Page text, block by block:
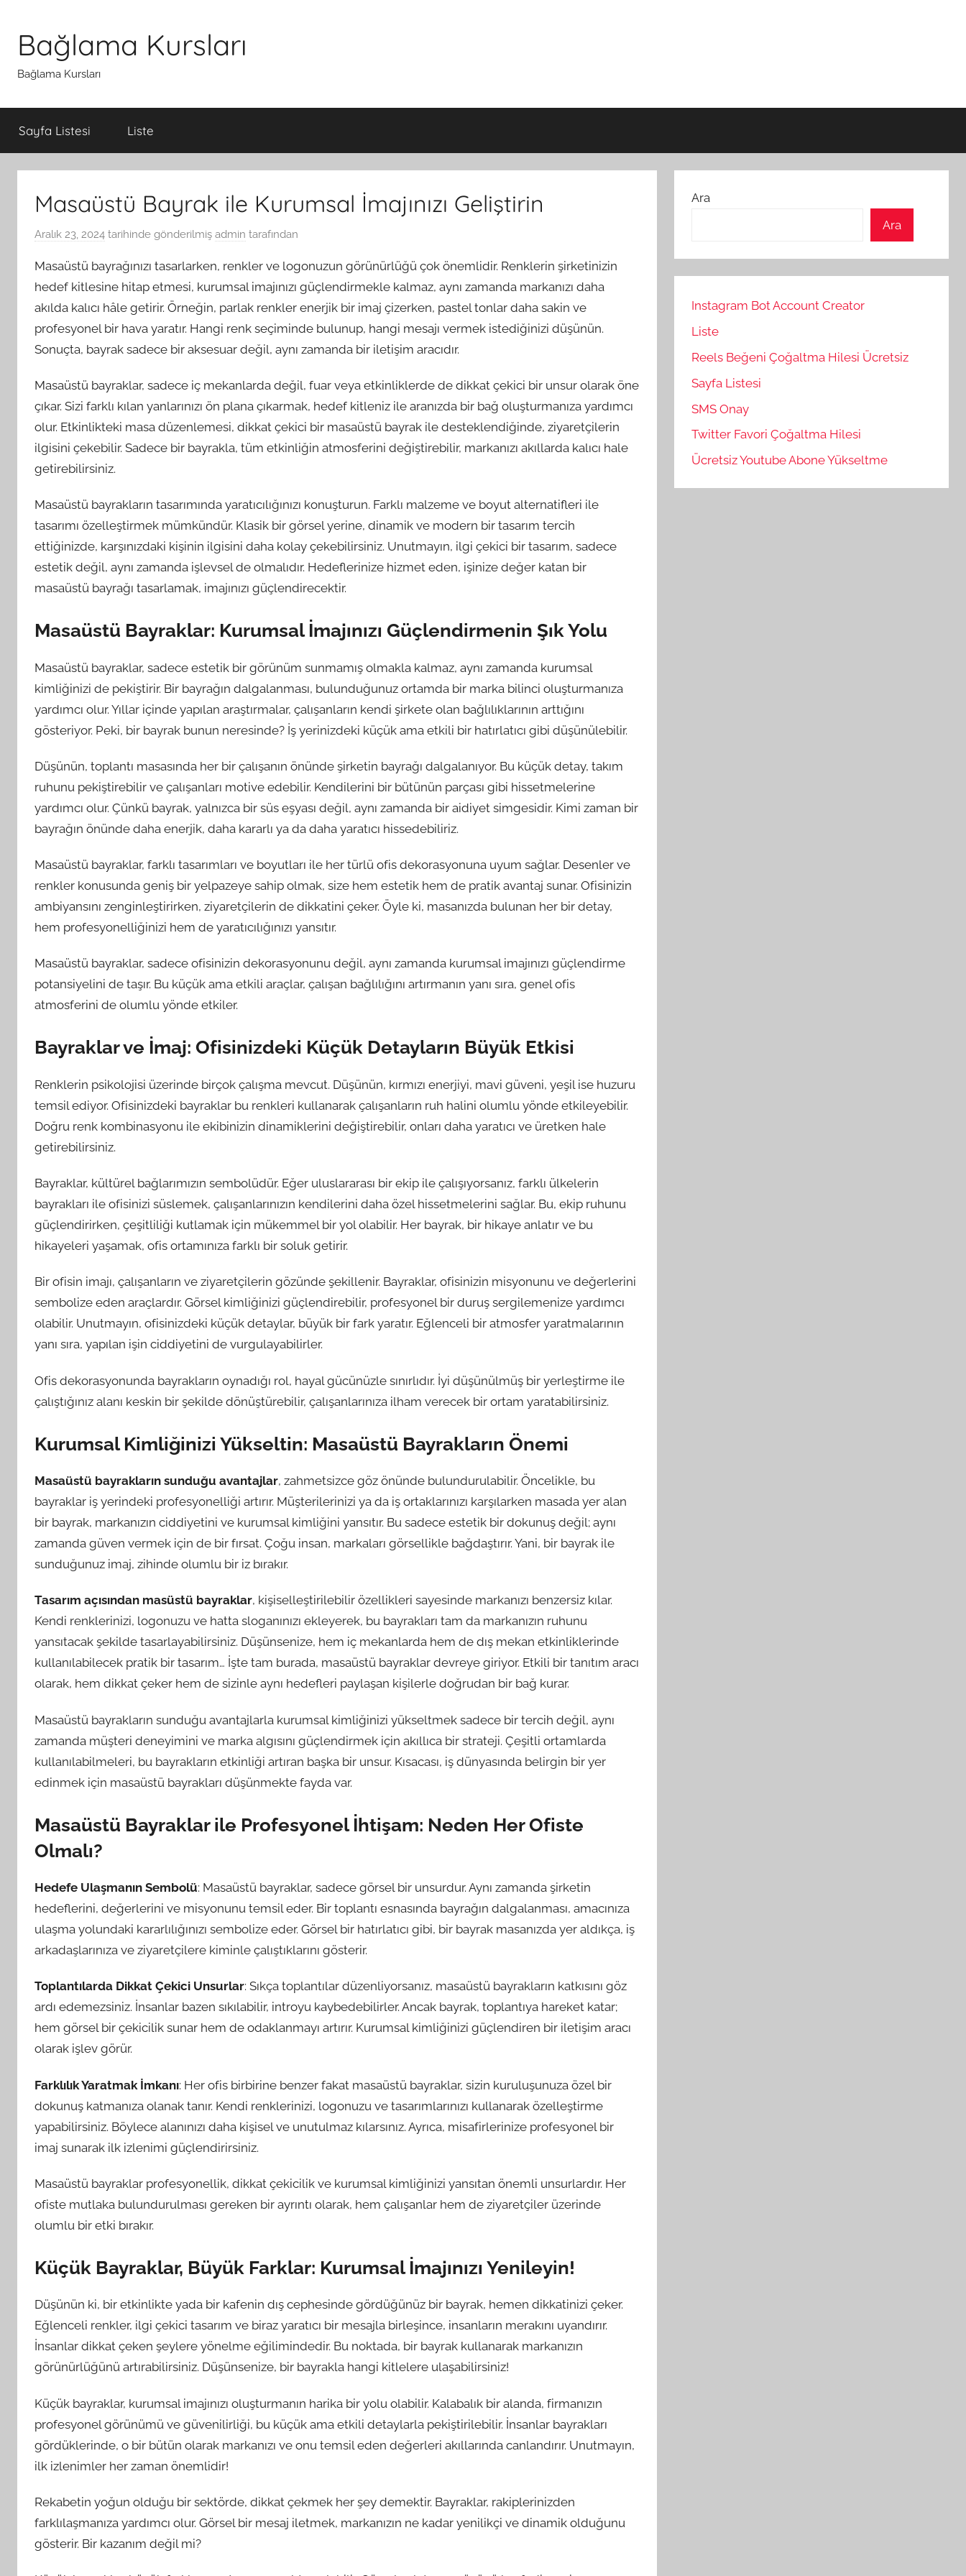
Bağlama Kursları
Bağlama Kursları
Sayfa Listesi Liste
Masaüstü Bayrak ile Kurumsal İmajınızı Geliştirin
Aralık 23, 2024 tarihinde gönderilmiş admin tarafından
Masaüstü bayrağınızı tasarlarken, renkler ve logonuzun görünürlüğü çok önemlidir. Renklerin şirketinizin
hedef kitlesine hitap etmesi, kurumsal imajınızı güçlendirmekle kalmaz, aynı zamanda markanızı daha
akılda kalıcı hâle getirir. Örneğin, parlak renkler enerjik bir imaj çizerken, pastel tonlar daha sakin ve
profesyonel bir hava yaratır. Hangi renk seçiminde bulunup, hangi mesajı vermek istediğinizi düşünün.
Sonuçta, bayrak sadece bir aksesuar değil, aynı zamanda bir iletişim aracıdır.
Masaüstü bayraklar, sadece iç mekanlarda değil, fuar veya etkinliklerde de dikkat çekici bir unsur olarak öne
çıkar. Sizi farklı kılan yanlarınızı ön plana çıkarmak, hedef kitleniz ile aranızda bir bağ oluşturmanıza yardımcı
olur. Etkinlikteki masa düzenlemesi, dikkat çekici bir masaüstü bayrak ile desteklendiğinde, ziyaretçilerin
ilgisini çekebilir. Sadece bir bayrakla, tüm etkinliğin atmosferini değiştirebilir, markanızı akıllarda kalıcı hale
getirebilirsiniz.
Masaüstü bayrakların tasarımında yaratıcılığınızı konuşturun. Farklı malzeme ve boyut alternatifleri ile
tasarımı özelleştirmek mümkündür. Klasik bir görsel yerine, dinamik ve modern bir tasarım tercih
ettiğinizde, karşınızdaki kişinin ilgisini daha kolay çekebilirsiniz. Unutmayın, ilgi çekici bir tasarım, sadece
estetik değil, aynı zamanda işlevsel de olmalıdır. Hedeflerinize hizmet eden, işinize değer katan bir
masaüstü bayrağı tasarlamak, imajınızı güçlendirecektir.
Masaüstü Bayraklar: Kurumsal İmajınızı Güçlendirmenin Şık Yolu
Masaüstü bayraklar, sadece estetik bir görünüm sunmamış olmakla kalmaz, aynı zamanda kurumsal
kimliğinizi de pekiştirir. Bir bayrağın dalgalanması, bulunduğunuz ortamda bir marka bilinci oluşturmanıza
yardımcı olur. Yıllar içinde yapılan araştırmalar, çalışanların kendi şirkete olan bağlılıklarının arttığını
gösteriyor. Peki, bir bayrak bunun neresinde? İş yerinizdeki küçük ama etkili bir hatırlatıcı gibi düşünülebilir.
Düşünün, toplantı masasında her bir çalışanın önünde şirketin bayrağı dalgalanıyor. Bu küçük detay, takım
ruhunu pekiştirebilir ve çalışanları motive edebilir. Kendilerini bir bütünün parçası gibi hissetmelerine
yardımcı olur. Çünkü bayrak, yalnızca bir süs eşyası değil, aynı zamanda bir aidiyet simgesidir. Kimi zaman bir
bayrağın önünde daha enerjik, daha kararlı ya da daha yaratıcı hissedebiliriz.
Masaüstü bayraklar, farklı tasarımları ve boyutları ile her türlü ofis dekorasyonuna uyum sağlar. Desenler ve
renkler konusunda geniş bir yelpazeye sahip olmak, size hem estetik hem de pratik avantaj sunar. Ofisinizin
ambiyansını zenginleştirirken, ziyaretçilerin de dikkatini çeker. Öyle ki, masanızda bulunan her bir detay,
hem profesyonelliğinizi hem de yaratıcılığınızı yansıtır.
Masaüstü bayraklar, sadece ofisinizin dekorasyonunu değil, aynı zamanda kurumsal imajınızı güçlendirme
potansiyelini de taşır. Bu küçük ama etkili araçlar, çalışan bağlılığını artırmanın yanı sıra, genel ofis
atmosferini de olumlu yönde etkiler.
Bayraklar ve İmaj: Ofisinizdeki Küçük Detayların Büyük Etkisi
Renklerin psikolojisi üzerinde birçok çalışma mevcut. Düşünün, kırmızı enerjiyi, mavi güveni, yeşil ise huzuru
temsil ediyor. Ofisinizdeki bayraklar bu renkleri kullanarak çalışanların ruh halini olumlu yönde etkileyebilir.
Doğru renk kombinasyonu ile ekibinizin dinamiklerini değiştirebilir, onları daha yaratıcı ve üretken hale
getirebilirsiniz.
Bayraklar, kültürel bağlarımızın sembolüdür. Eğer uluslararası bir ekip ile çalışıyorsanız, farklı ülkelerin
bayrakları ile ofisinizi süslemek, çalışanlarınızın kendilerini daha özel hissetmelerini sağlar. Bu, ekip ruhunu
güçlendirirken, çeşitliliği kutlamak için mükemmel bir yol olabilir. Her bayrak, bir hikaye anlatır ve bu
hikayeleri yaşamak, ofis ortamınıza farklı bir soluk getirir.
Bir ofisin imajı, çalışanların ve ziyaretçilerin gözünde şekillenir. Bayraklar, ofisinizin misyonunu ve değerlerini
sembolize eden araçlardır. Görsel kimliğinizi güçlendirebilir, profesyonel bir duruş sergilemenize yardımcı
olabilir. Unutmayın, ofisinizdeki küçük detaylar, büyük bir fark yaratır. Eğlenceli bir atmosfer yaratmalarının
yanı sıra, yapılan işin ciddiyetini de vurgulayabilirler.
Ofis dekorasyonunda bayrakların oynadığı rol, hayal gücünüzle sınırlıdır. İyi düşünülmüş bir yerleştirme ile
çalıştığınız alanı keskin bir şekilde dönüştürebilir, çalışanlarınıza ilham verecek bir ortam yaratabilirsiniz.
Kurumsal Kimliğinizi Yükseltin: Masaüstü Bayrakların Önemi
Masaüstü bayrakların sunduğu avantajlar, zahmetsizce göz önünde bulundurulabilir. Öncelikle, bu
bayraklar iş yerindeki profesyonelliği artırır. Müşterilerinizi ya da iş ortaklarınızı karşılarken masada yer alan
bir bayrak, markanızın ciddiyetini ve kurumsal kimliğini yansıtır. Bu sadece estetik bir dokunuş değil; aynı
zamanda güven vermek için de bir fırsat. Çoğu insan, markaları görsellikle bağdaştırır. Yani, bir bayrak ile
sunduğunuz imaj, zihinde olumlu bir iz bırakır.
Tasarım açısından masüstü bayraklar, kişiselleştirilebilir özellikleri sayesinde markanızı benzersiz kılar.
Kendi renklerinizi, logonuzu ve hatta sloganınızı ekleyerek, bu bayrakları tam da markanızın ruhunu
yansıtacak şekilde tasarlayabilirsiniz. Düşünsenize, hem iç mekanlarda hem de dış mekan etkinliklerinde
kullanılabilecek pratik bir tasarım… İşte tam burada, masaüstü bayraklar devreye giriyor. Etkili bir tanıtım aracı
olarak, hem dikkat çeker hem de sizinle aynı hedefleri paylaşan kişilerle doğrudan bir bağ kurar.
Masaüstü bayrakların sunduğu avantajlarla kurumsal kimliğinizi yükseltmek sadece bir tercih değil, aynı
zamanda müşteri deneyimini ve marka algısını güçlendirmek için akıllıca bir strateji. Çeşitli ortamlarda
kullanılabilmeleri, bu bayrakların etkinliği artıran başka bir unsur. Kısacası, iş dünyasında belirgin bir yer
edinmek için masaüstü bayrakları düşünmekte fayda var.
Masaüstü Bayraklar ile Profesyonel İhtişam: Neden Her Ofiste
Olmalı?
Hedefe Ulaşmanın Sembolü: Masaüstü bayraklar, sadece görsel bir unsurdur. Aynı zamanda şirketin
hedeflerini, değerlerini ve misyonunu temsil eder. Bir toplantı esnasında bayrağın dalgalanması, amacınıza
ulaşma yolundaki kararlılığınızı sembolize eder. Görsel bir hatırlatıcı gibi, bir bayrak masanızda yer aldıkça, iş
arkadaşlarınıza ve ziyaretçilere kiminle çalıştıklarını gösterir.
Toplantılarda Dikkat Çekici Unsurlar: Sıkça toplantılar düzenliyorsanız, masaüstü bayrakların katkısını göz
ardı edemezsiniz. İnsanlar bazen sıkılabilir, introyu kaybedebilirler. Ancak bayrak, toplantıya hareket katar;
hem görsel bir çekicilik sunar hem de odaklanmayı artırır. Kurumsal kimliğinizi güçlendiren bir iletişim aracı
olarak işlev görür.
Farklılık Yaratmak İmkanı: Her ofis birbirine benzer fakat masaüstü bayraklar, sizin kuruluşunuza özel bir
dokunuş katmanıza olanak tanır. Kendi renklerinizi, logonuzu ve tasarımlarınızı kullanarak özelleştirme
yapabilirsiniz. Böylece alanınızı daha kişisel ve unutulmaz kılarsınız. Ayrıca, misafirlerinize profesyonel bir
imaj sunarak ilk izlenimi güçlendirirsiniz.
Masaüstü bayraklar profesyonellik, dikkat çekicilik ve kurumsal kimliğinizi yansıtan önemli unsurlardır. Her
ofiste mutlaka bulundurulması gereken bir ayrıntı olarak, hem çalışanlar hem de ziyaretçiler üzerinde
olumlu bir etki bırakır.
Küçük Bayraklar, Büyük Farklar: Kurumsal İmajınızı Yenileyin!
Düşünün ki, bir etkinlikte yada bir kafenin dış cephesinde gördüğünüz bir bayrak, hemen dikkatinizi çeker.
Eğlenceli renkler, ilgi çekici tasarım ve biraz yaratıcı bir mesajla birleşince, insanların merakını uyandırır.
İnsanlar dikkat çeken şeylere yönelme eğilimindedir. Bu noktada, bir bayrak kullanarak markanızın
görünürlüğünü artırabilirsiniz. Düşünsenize, bir bayrakla hangi kitlelere ulaşabilirsiniz!
Küçük bayraklar, kurumsal imajınızı oluşturmanın harika bir yolu olabilir. Kalabalık bir alanda, firmanızın
profesyonel görünümü ve güvenilirliği, bu küçük ama etkili detaylarla pekiştirilebilir. İnsanlar bayrakları
gördüklerinde, o bir bütün olarak markanızı ve onu temsil eden değerleri akıllarında canlandırır. Unutmayın,
ilk izlenimler her zaman önemlidir!
Rekabetin yoğun olduğu bir sektörde, dikkat çekmek her şey demektir. Bayraklar, rakiplerinizden
farklılaşmanıza yardımcı olur. Görsel bir mesaj iletmek, markanızın ne kadar yenilikçi ve dinamik olduğunu
gösterir. Bir kazanım değil mi?
Ara
Ara
Instagram Bot Account Creator
Liste
Reels Beğeni Çoğaltma Hilesi Ücretsiz
Sayfa Listesi
SMS Onay
Twitter Favori Çoğaltma Hilesi
Ücretsiz Youtube Abone Yükseltme